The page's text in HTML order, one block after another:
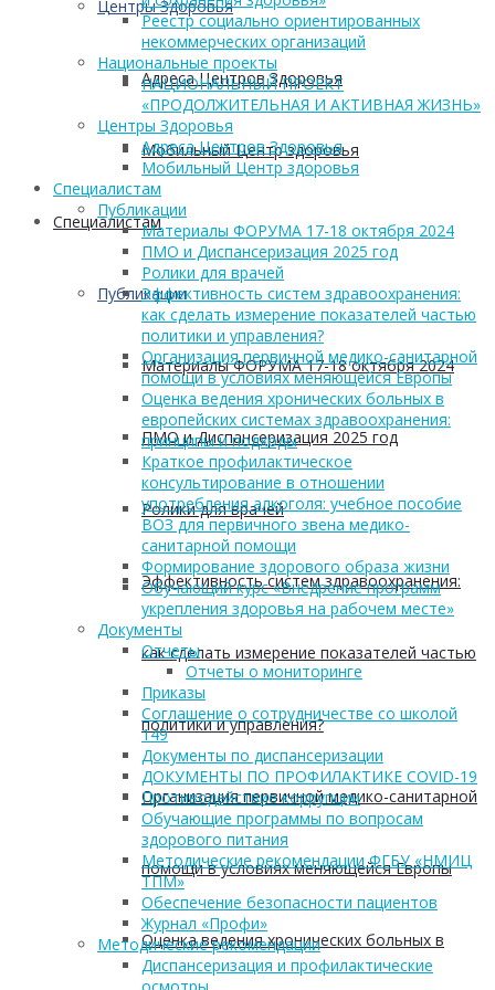
Центры Здоровья
Адреса Центров Здоровья
Мобильный Центр здоровья
Cпециалистам
Публикации
Материалы ФОРУМА 17-18 октября 2024
ПМО и Диспансеризация 2025 год
Ролики для врачей
Эффективность систем здравоохранения:
как сделать измерение показателей частью
политики и управления?
Организация первичной медико-санитарной
помощи в условиях меняющейся Европы
Оценка ведения хронических больных в
Реестр социально ориентированных
некоммерческих организаций
Национальные проекты
НАЦИОНАЛЬНЫЙ ПРОЕКТ
«ПРОДОЛЖИТЕЛЬНАЯ И АКТИВНАЯ ЖИЗНЬ»
Центры Здоровья
Адреса Центров Здоровья
Мобильный Центр здоровья
Cпециалистам
Публикации
Материалы ФОРУМА 17-18 октября 2024
ПМО и Диспансеризация 2025 год
Ролики для врачей
Эффективность систем здравоохранения:
как сделать измерение показателей частью
политики и управления?
Организация первичной медико-санитарной
помощи в условиях меняющейся Европы
Оценка ведения хронических больных в
европейских системах здравоохранения:
принципы и подходы
Краткое профилактическое
консультирование в отношении
употребления алкоголя: учебное пособие
ВОЗ для первичного звена медико-
санитарной помощи
Формирование здорового образа жизни
Обучающий курс «Внедрение программ
укрепления здоровья на рабочем месте»
Документы
Отчеты
Отчеты о мониторинге
Приказы
Соглашение о сотрудничестве со школой
149
Документы по диспансеризации
ДОКУМЕНТЫ ПО ПРОФИЛАКТИКЕ COVID-19
Противодействие коррупции
Обучающие программы по вопросам
здорового питания
Методические рекомендации ФГБУ «НМИЦ
ТПМ»
Обеспечение безопасности пациентов
Журнал «Профи»
Методические рекомендации
Диспансеризация и профилактические